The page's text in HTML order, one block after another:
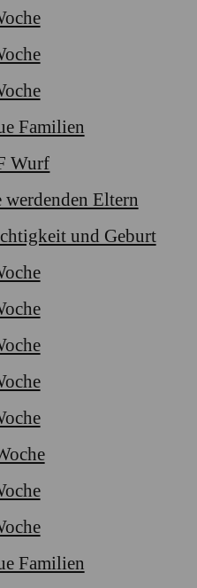
Familien
Wurf
werdenden Eltern
und Geburt
Familien